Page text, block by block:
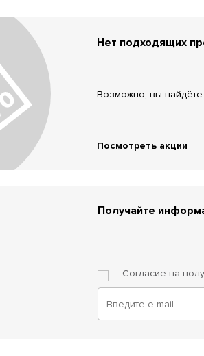
Нет подходящих
Возможно, вы найдёте
Посмотреть акции
Получайте
Согласие на